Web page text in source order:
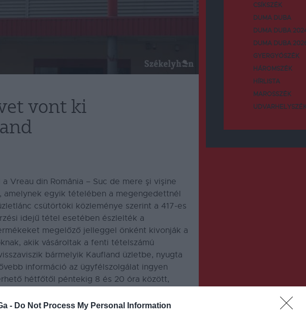
- Do Not Process My Personal Information
vont ki
Vreau din România – Suc de mere şi vişine
egyik tételében a megengedettnél
csütörtöki közleménye szerint a 417-es
idejű tétel esetében észlelték a
megelőző jelleggel önként kivonják a
akik vásároltak a fenti tételszámú
bármelyik Kaufland üzletbe, nyugta
információ az ügyfélszolgálat ingyen
hétfőtől péntekig 8 és 20 óra között,
az üzletlánc weboldalán:
CSÍKSZÉK
DUMA DUBA
DUMA DUBA
DUMA DUBA
GYERGYÓSZÉK
HÁROMSZÉK
HÍRLISTA
MAROSSZÉK